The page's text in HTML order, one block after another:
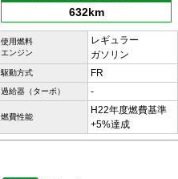
632km
使用燃料
エンジン
レギュラー
ガソリン
駆動方式 FR
過給器（ターボ） -
燃費性能
H22年度燃費基準
+5%達成